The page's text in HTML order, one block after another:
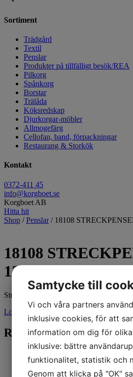
Sortiment
Trädgård
Textil
Penslar
Produkter på tillfälligt besök/REA
Pilkorg
Spånkorg
Borstar
Trälåda
Köksredskap
Djurkorgar-möbler
Allmogefärg
Cellofan, band, förpackningar
Restaurang & Storkök
Kontakt
0372-411 45
info@korgboet.se
Korgboet AB
Hitta hit
Shop /Penslar / 18108
18108
12 mm
Streckpensel ” 8″ 12 mm
Logga in för pris
Relaterade produkter
Samtycke till
Vi och våra partners
inklusive cookies, för att
information om dig för olika
inklusive: bättre
funktionalitet, statistik och
Genom att klicka på "OK"